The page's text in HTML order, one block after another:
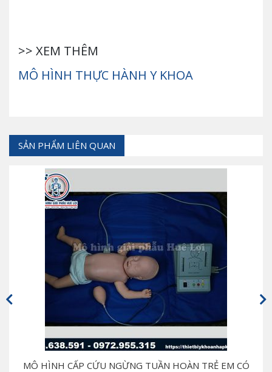
>> XEM THÊM
MÔ HÌNH THỰC HÀNH Y KHOA
SẢN PHẨM LIÊN QUAN
MÔ HÌNH THỰC HÀNH THỤT THÁO